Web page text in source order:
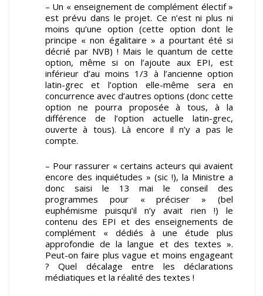
– Un « enseignement de complément électif »
est prévu dans le projet. Ce n’est ni plus ni
moins qu’une option (cette option dont le
principe « non égalitaire » a pourtant été si
décrié par NVB) ! Mais le quantum de cette
option, même si on l’ajoute aux EPI, est
inférieur d’au moins 1/3 à l’ancienne option
latin-grec et l’option elle-même sera en
concurrence avec d’autres options (donc cette
option ne pourra proposée à tous, à la
différence de l’option actuelle latin-grec,
ouverte à tous). Là encore il n’y a pas le
compte.
– Pour rassurer « certains acteurs qui avaient
encore des inquiétudes » (sic !), la Ministre a
donc saisi le 13 mai le conseil des
programmes pour « préciser » (bel
euphémisme puisqu’il n’y avait rien !) le
contenu des EPI et des enseignements de
complément « dédiés à une étude plus
approfondie de la langue et des textes ».
Peut-on faire plus vague et moins engageant
? Quel décalage entre les déclarations
médiatiques et la réalité des textes !